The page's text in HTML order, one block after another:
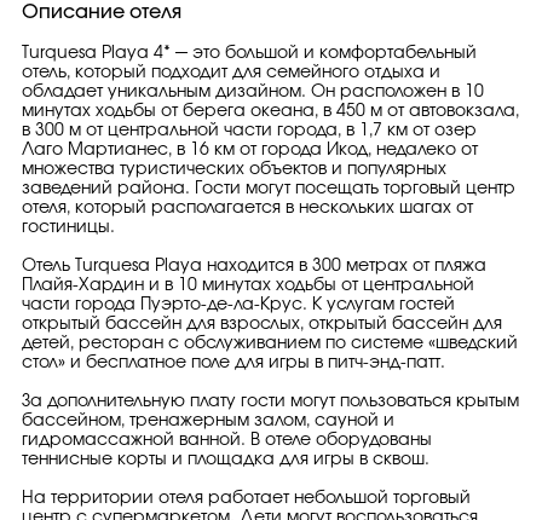
Описание отеля
Turquesa Playa 4* ─ это большой и комфортабельный
отель, который подходит для семейного отдыха и
обладает уникальным дизайном. Он расположен в 10
минутах ходьбы от берега океана, в 450 м от автовокзала,
в 300 м от центральной части города, в 1,7 км от озер
Лаго Мартианес, в 16 км от города Икод, недалеко от
множества туристических объектов и популярных
заведений района. Гости могут посещать торговый центр
отеля, который располагается в нескольких шагах от
гостиницы.
Отель Turquesa Playa находится в 300 метрах от пляжа
Плайя-Хардин и в 10 минутах ходьбы от центральной
части города Пуэрто-де-ла-Крус. К услугам гостей
открытый бассейн для взрослых, открытый бассейн для
детей, ресторан с обслуживанием по системе «шведский
стол» и бесплатное поле для игры в питч-энд-патт.
За дополнительную плату гости могут пользоваться крытым
бассейном, тренажерным залом, сауной и
гидромассажной ванной. В отеле оборудованы
теннисные корты и площадка для игры в сквош.
На территории отеля работает небольшой торговый